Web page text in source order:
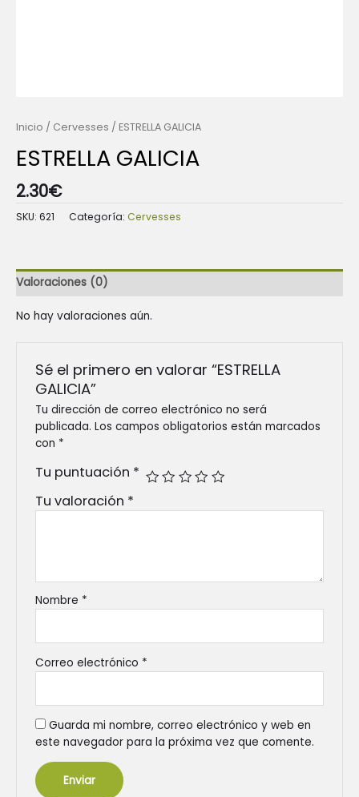
Inicio / Cervesses / ESTRELLA GALICIA
ESTRELLA GALICIA
2.30€
SKU: 621 Categoría: Cervesses
Valoraciones (0)
No hay valoraciones aún.
Sé el primero en valorar “ESTRELLA
GALICIA”
Tu dirección de correo electrónico no será
publicada. Los campos obligatorios están marcados
con *
Tu puntuación *
Tu valoración *
Nombre *
Correo electrónico *
Guarda mi nombre, correo electrónico y web en
este navegador para la próxima vez que comente.